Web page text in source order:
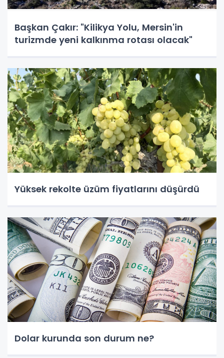
Başkan Çakır: "Kilikya Yolu, Mersin'in
turizmde yeni kalkınma rotası olacak"
Yüksek rekolte üzüm fiyatlarını düşürdü
Dolar kurunda son durum ne?